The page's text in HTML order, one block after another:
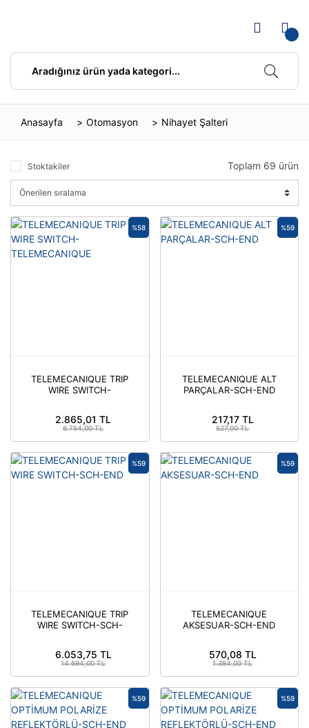
Anasayfa Otomasyon Nihayet Şalteri
Stoktakiler Toplam 69 ürün
TELEMECANIQUE TRIP
WIRE SWITCH-
%58
2.865,01 TL
6.754,00 TL
TELEMECANIQUE ALT
PARÇALAR-SCH-END
%59
217,17 TL
527,00 TL
TELEMECANIQUE TRIP
WIRE SWITCH-SCH-
%59
6.053,75 TL
14.694,00 TL
TELEMECANIQUE
AKSESUAR-SCH-END
%59
570,08 TL
1.384,00 TL
%59 %59